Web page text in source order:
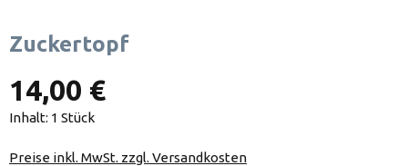
Zuckertopf
14,00 €
Inhalt: 1 Stück
Preise inkl. MwSt. zzgl. Versandkosten